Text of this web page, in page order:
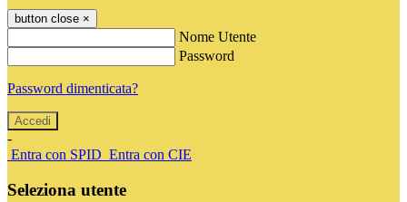
button close ×
Nome Utente
Password
Password dimenticata?
-
Entra con SPID Entra con CIE
Seleziona utente